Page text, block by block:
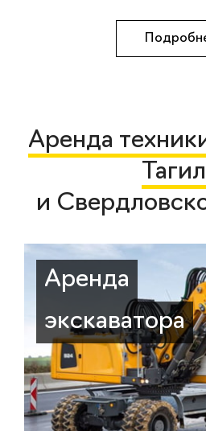
Аренда
и
Аренда
экскаватора